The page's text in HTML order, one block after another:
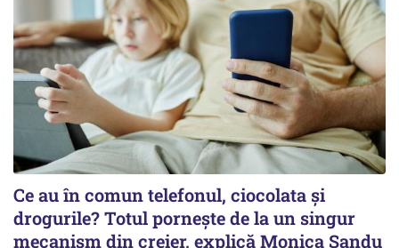
Ce au în comun telefonul, ciocolata și
drogurile? Totul pornește de la un singur
mecanism din creier, explică Monica Sandu